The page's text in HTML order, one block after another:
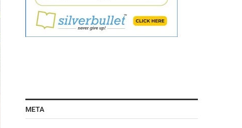
META